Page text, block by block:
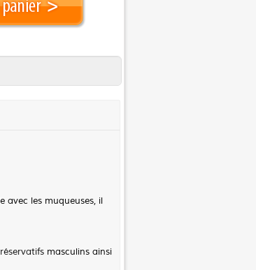
les muqueuses, il
masculins ainsi